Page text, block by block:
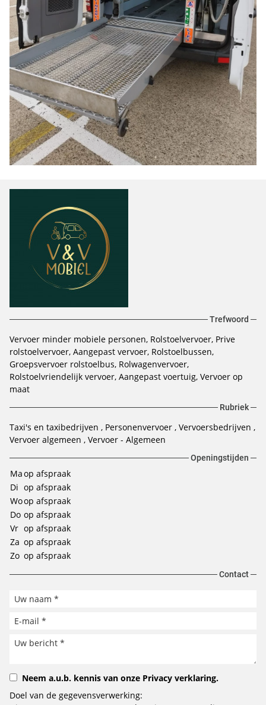
Trefwoord
Vervoer minder mobiele personen Rolstoelvervoer Prive
rolstoelvervoer Aangepast vervoer Rolstoelbussen
Groepsvervoer rolstoelbus Rolwagenvervoer
Rolstoelvriendelijk vervoer Aangepast voertuig Vervoer op
maat
Rubriek
Taxi's en taxibedrijven Personenvervoer Vervoersbedrijven
Vervoer algemeen
Vervoer - Algemeen
Openingstijden
Maop afspraak
Di op afspraak
Woop afspraak
Do op afspraak
Vr op afspraak
Za op afspraak
Zo op afspraak
Contact
Neem a.u.b. kennis van onze Privacy verklaring.
Doel van de gegevensverwerking: